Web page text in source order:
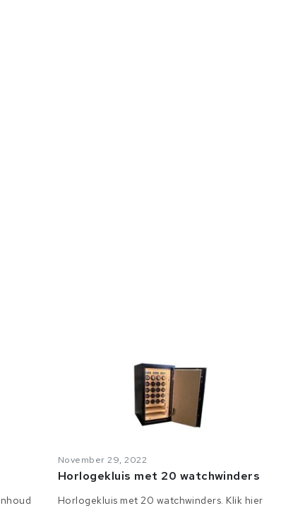
November 29, 2022
Horlogekluis met 20 watchwinders
Horlogekluis met 20 watchwinders. Klik hier